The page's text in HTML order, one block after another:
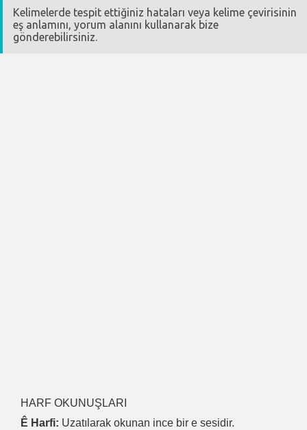
Kelimelerde tespit ettiğiniz hataları veya kelime çevirisinin
eş anlamını, yorum alanını kullanarak bize
gönderebilirsiniz.
HARF OKUNUŞLARI
Ê Harfi: Uzatılarak okunan ince bir e sesidir.